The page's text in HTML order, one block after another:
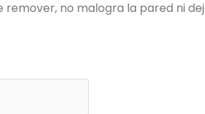
remover, no malogra la pared ni